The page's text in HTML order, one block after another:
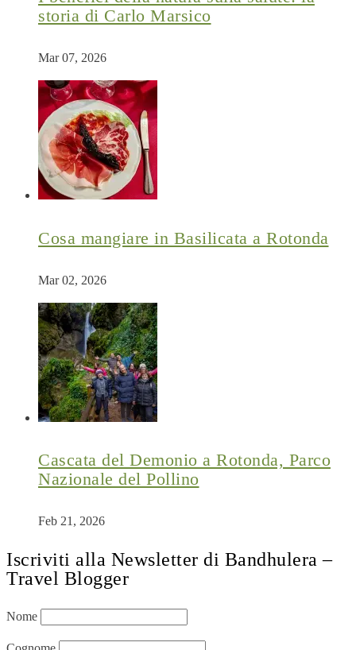
storia di Carlo Marsico
Mar 07, 2026
Cosa mangiare in Basilicata a Rotonda
Mar 02, 2026
Cascata del Demonio a Rotonda, Parco
Nazionale del Pollino
Feb 21, 2026
Iscriviti alla Newsletter di Bandhulera –
Travel Blogger
Nome